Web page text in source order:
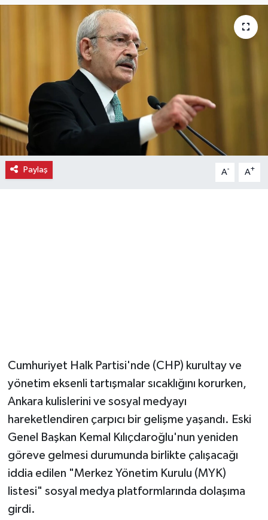
Paylaş A- A+
Cumhuriyet Halk Partisi'nde (CHP) kurultay ve
yönetim eksenli tartışmalar sıcaklığını korurken,
Ankara kulislerini ve sosyal medyayı
hareketlendiren çarpıcı bir gelişme yaşandı. Eski
Genel Başkan Kemal Kılıçdaroğlu'nun yeniden
göreve gelmesi durumunda birlikte çalışacağı
iddia edilen "Merkez Yönetim Kurulu (MYK)
listesi" sosyal medya platformlarında dolaşıma
girdi.
Ekonomi
Gündem
Gurme
Haber
Seri İlan
Siyaset
Sokak Hayvanlarını Sahiplendirme
Sonsöz Özel
Spor